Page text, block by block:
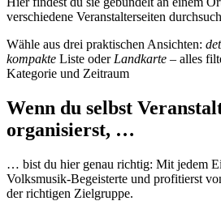
verschiedene Veranstalterseiten
Wähle aus drei praktischen Ansichten:
kompakte Liste oder Landkarte – alles
Kategorie und Zeitraum
Wenn du selbst
organisierst, …
… bist du hier genau richtig: Mit jedem
Volksmusik-Begeisterte und profitierst
der richtigen Zielgruppe.